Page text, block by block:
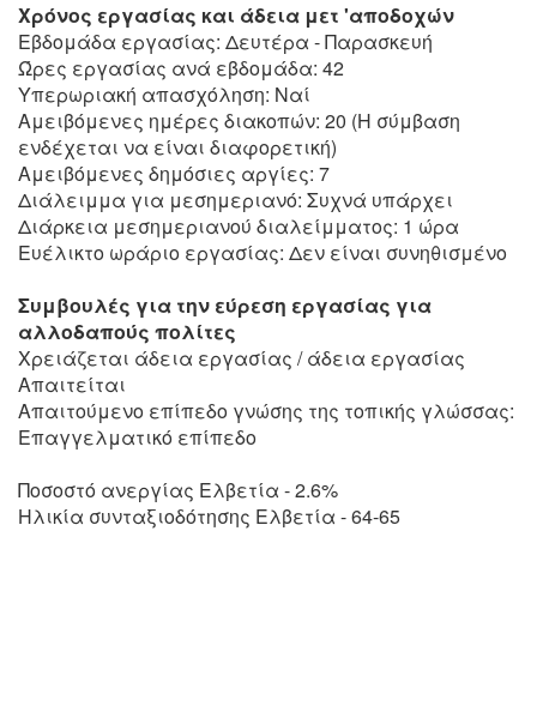
Χρόνος εργασίας και άδεια μετ 'αποδοχών
Εβδομάδα εργασίας: Δευτέρα - Παρασκευή
Ώρες εργασίας ανά εβδομάδα: 42
Υπερωριακή απασχόληση: Ναί
Αμειβόμενες ημέρες διακοπών: 20 (Η σύμβαση
ενδέχεται να είναι διαφορετική)
Αμειβόμενες δημόσιες αργίες: 7
Διάλειμμα για μεσημεριανό: Συχνά υπάρχει
Διάρκεια μεσημεριανού διαλείμματος: 1 ώρα
Ευέλικτο ωράριο εργασίας: Δεν είναι συνηθισμένο
Συμβουλές για την εύρεση εργασίας για
αλλοδαπούς πολίτες
Χρειάζεται άδεια εργασίας / άδεια εργασίας
Απαιτείται
Απαιτούμενο επίπεδο γνώσης της τοπικής γλώσσας:
Επαγγελματικό επίπεδο
Ποσοστό ανεργίας Ελβετία - 2.6%
Ηλικία συνταξιοδότησης Ελβετία - 64-65